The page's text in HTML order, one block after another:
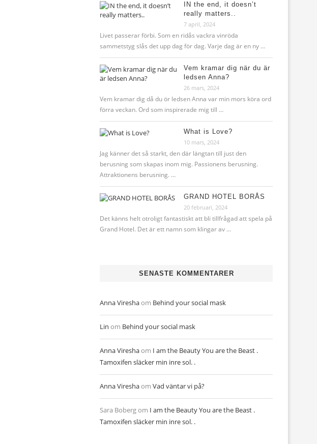
IN the end, it doesn’t
really matters..
7 april, 2024
Livet passerar förbi. Som en ridås vackra vinröda
sammetstyg slås det upp dag för dag. Varje dag är en ny …
Vem kramar dig när du är
ledsen Anna?
26 mars, 2024
Vem kramar dig då du ör ledsen Anna var min mors köra ord
förra veckan. Ord som inspirerade mig till …
What is Love?
10 mars, 2024
Jag känner det så starkt, den där längtan till just den
berusning som skapas inom mig. Passionens berusning.
Attraktionens berusning. …
GRAND HOTEL BORÅS
20 februari, 2024
Det känns helt otroligt fantastiskt att bli tillfrågad att spela på
Grand Hotel. Det är ett namn som klingar av …
SENASTE KOMMENTARER
Anna Vireshaom Behind your social mask
Lin om Behind your social mask
Anna Vireshaom I am the Beauty You are the Beast .
Tamoxifen släcker min inre sol. .
Anna Vireshaom Vad väntar vi på?
Sara Bobergom I am the Beauty You are the Beast .
Tamoxifen släcker min inre sol. .